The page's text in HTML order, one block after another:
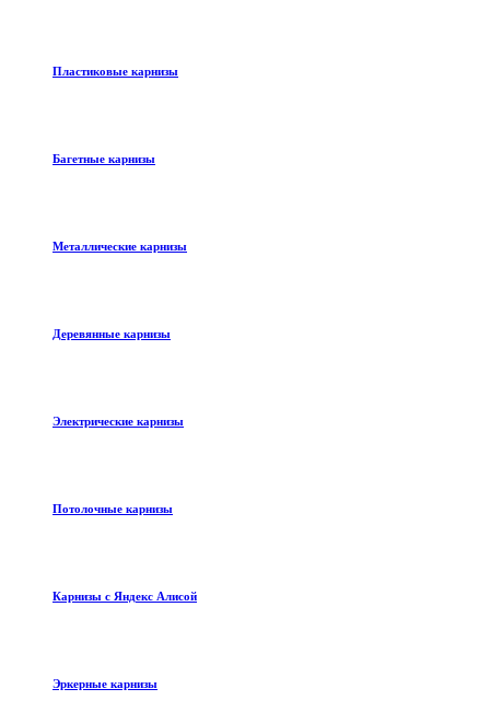
Пластиковые карнизы
Багетные карнизы
Металлические карнизы
Деревянные карнизы
Электрические карнизы
Потолочные карнизы
Карнизы с Яндекс Алисой
Эркерные карнизы